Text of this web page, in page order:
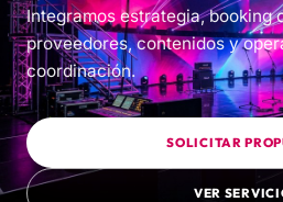
Integramos estrategia, booking
proveedores, contenidos y
coordinación.
SOLICITAR
VER